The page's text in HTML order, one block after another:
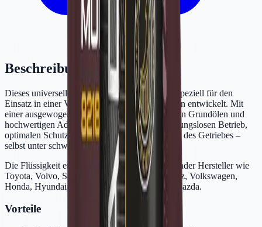
Beschreibung
Dieses universelle Automatikgetriebeöl wurde speziell für den
Einsatz in einer Vielzahl von Automatikgetrieben entwickelt. Mit
einer ausgewogenen Mischung aus synthetischen Grundölen und
hochwertigen Additiven garantiert es einen reibungslosen Betrieb,
optimalen Schutz und eine längere Lebensdauer des Getriebes –
selbst unter schweren Bedingungen.
Die Flüssigkeit erfüllt die Spezifikationen führender Hersteller wie
Toyota, Volvo, Saab, Ford, GM, Mercedes-Benz, Volkswagen,
Honda, Hyundai/Kia, Nissan, Mitsubishi und Mazda.
Vorteile